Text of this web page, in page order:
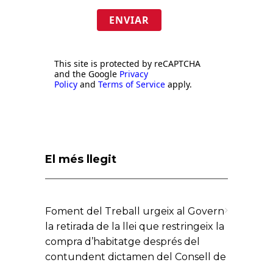
ENVIAR
This site is protected by reCAPTCHA
and the Google Privacy
Policy and Terms of Service apply.
El més llegit
Foment del Treball urgeix al Govern
la retirada de la llei que restringeix la
compra d’habitatge després del
contundent dictamen del Consell de